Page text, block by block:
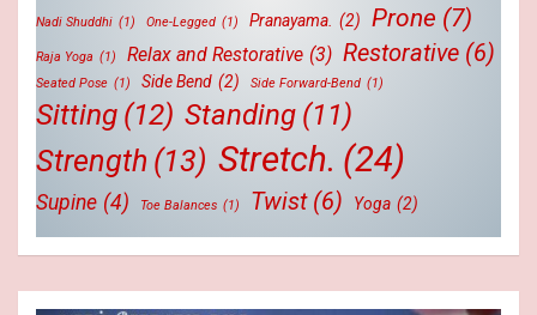
Nadi Shuddhi (1) One-Legged (1) Pranayama. (2) Prone (7)
Raja Yoga (1) Relax and Restorative (3) Restorative (6)
Seated Pose (1) Side Bend (2) Side Forward-Bend (1)
Sitting (12) Standing (11)
Strength (13) Stretch. (24)
Supine (4) Toe Balances (1) Twist (6) Yoga (2)